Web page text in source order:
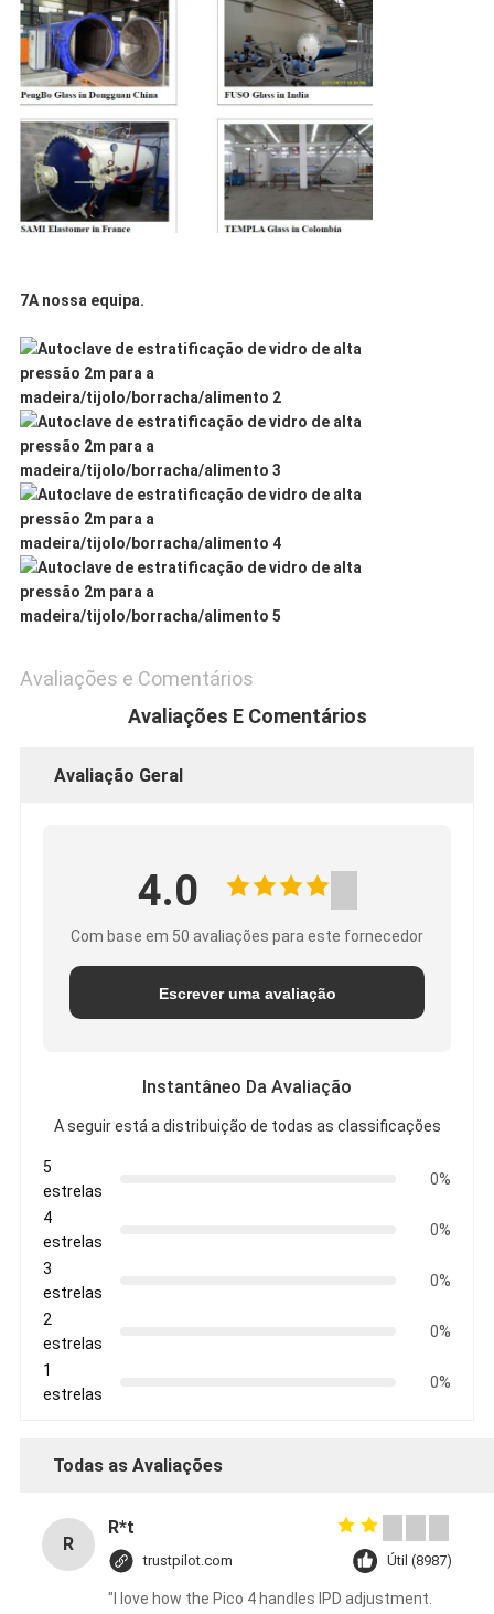
7A nossa equipa.
Avaliações e Comentários
Avaliações E Comentários
Avaliação Geral
4.0
Com base em 50 avaliações para este fornecedor
Escrever uma avaliação
Instantâneo Da Avaliação
A seguir está a distribuição de todas as classificações
5
estrelas
0%
4
estrelas
0%
3
estrelas
0%
2
estrelas
0%
1
estrelas
0%
Todas as Avaliações
R
R*t
trustpilot.com Útil (8987)
"I love how the Pico 4 handles IPD adjustment.